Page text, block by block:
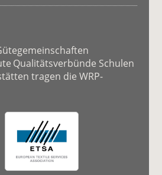
Qualitätsverbünde Schulen
tragen die WRP-